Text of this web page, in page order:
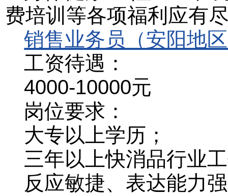
费培训等各项福利应有
销售业务员（安阳地
工资待遇：
4000-10000元
岗位要求：
大专以上学历；
三年以上快消品行业
反应敏捷、表达能力